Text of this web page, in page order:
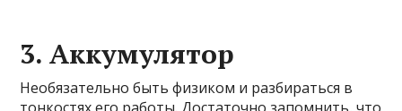
3. Аккумулятор
Необязательно быть физиком и разбираться в